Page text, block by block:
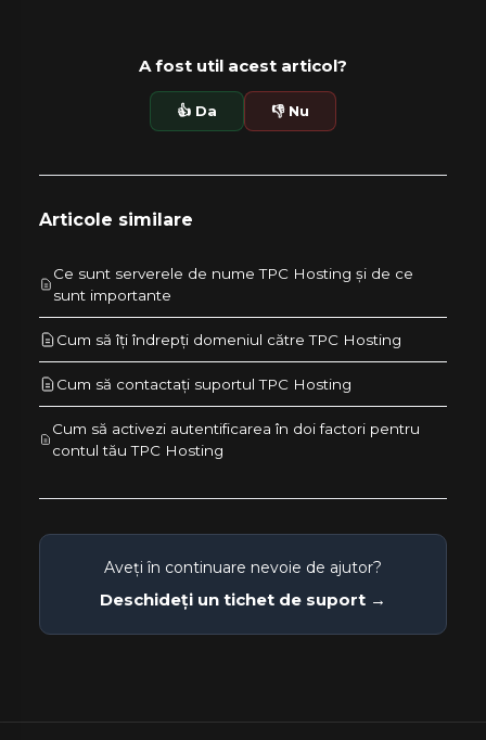
A fost util acest articol?
👍 Da 👎 Nu
Articole similare
Ce sunt serverele de nume TPC Hosting și de ce
sunt importante
Cum să îți îndrepți domeniul către TPC Hosting
Cum să contactați suportul TPC Hosting
Cum să activezi autentificarea în doi factori pentru
contul tău TPC Hosting
Aveți în continuare nevoie de ajutor?
Deschideți un tichet de suport →